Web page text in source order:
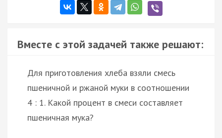
Вместе с этой задачей также решают:
Для приготовления хлеба взяли смесь
пшеничной и ржаной муки в соотношении
4 : 1. Какой процент в смеси составляет
пшеничная мука?